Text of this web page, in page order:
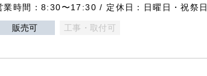
業時間：8:30〜17:30 / 定休日：日曜日・祝祭日
販売可 工事・取付可